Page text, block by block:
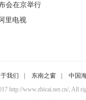
会在京举行
里电视
我们 东南之窗
中国
http://www.zhicai.net.cn/,